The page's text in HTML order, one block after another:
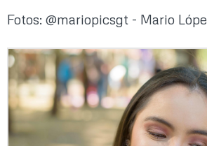
Fotos: @mariopicsgt - Mario